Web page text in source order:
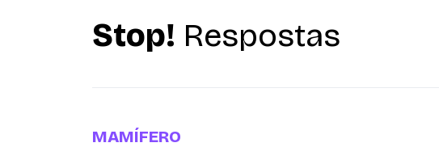
Stop! Respostas
MAMÍFERO